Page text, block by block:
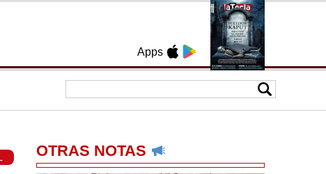
Apps
OTRAS NOTAS